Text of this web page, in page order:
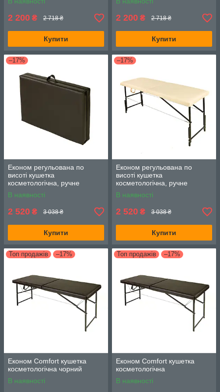
2 200 ₴ 2 718 ₴
Купити
2 200 ₴ 2 718 ₴
Купити
–17%
Економ регульована по
висоті кушетка
косметологічна, ручне
складання чорний
В наявності
2 520 ₴ 3 038 ₴
Купити
–17%
Економ регульована по
висоті кушетка
косметологічна, ручне
складання
В наявності
2 520 ₴ 3 038 ₴
Купити
Топ продажів –17%
Економ Comfort кушетка
косметологічна чорний
В наявності
Топ продажів –17%
Економ Comfort кушетка
косметологічна
В наявності